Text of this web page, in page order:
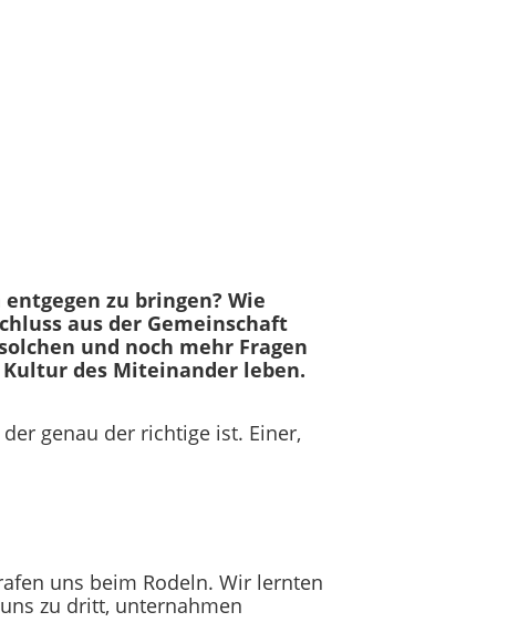
zu bringen? Wie
aus der Gemeinschaft
und noch mehr Fragen
des Miteinander leben.
genau der richtige ist. Einer,
uns beim Rodeln. Wir lernten
zu dritt, unternahmen